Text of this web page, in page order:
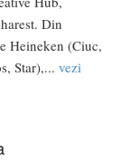
Din
Heineken (Ciuc,
Star),... vezi